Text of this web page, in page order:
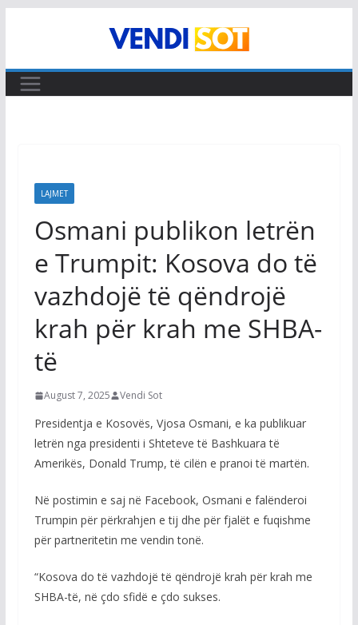
LAJMET
Osmani publikon letrën
e Trumpit: Kosova do të
vazhdojë të qëndrojë
krah për krah me SHBA-
të
August 7, 2025 Vendi Sot
Presidentja e Kosovës, Vjosa Osmani, e ka publikuar
letrën nga presidenti i Shteteve të Bashkuara të
Amerikës, Donald Trump, të cilën e pranoi të martën.
Në postimin e saj në Facebook, Osmani e falënderoi
Trumpin për përkrahjen e tij dhe për fjalët e fuqishme
për partneritetin me vendin tonë.
“Kosova do të vazhdojë të qëndrojë krah për krah me
SHBA-të, në çdo sfidë e çdo sukses.